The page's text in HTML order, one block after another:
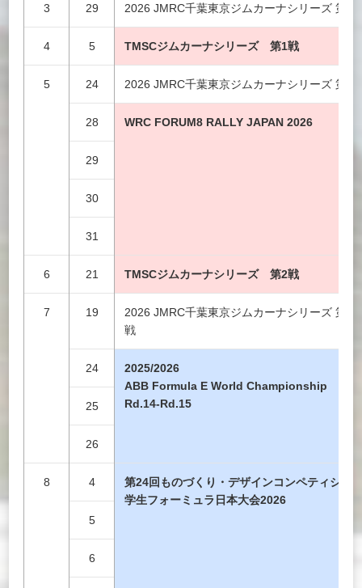
3 29 2026 JMRC千葉東京ジムカーナシリーズ 第2
4 5 TMSCジムカーナシリーズ 第1戦
5 24 2026 JMRC千葉東京ジムカーナシリーズ 第3
28 WRC FORUM8 RALLY JAPAN 2026
29
30
31
6 21 TMSCジムカーナシリーズ 第2戦
7 19
2026 JMRC千葉東京ジムカーナシリーズ 第４
戦
24
2025/2026
ABB Formula E World Championship
Rd.14-Rd.15
25
26
8 4
第24回ものづくり・デザインコンペティショ
学生フォーミュラ日本大会2026
5
6